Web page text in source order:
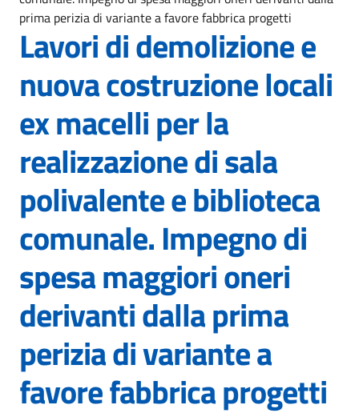
prima perizia di variante a favore fabbrica progetti
Lavori di demolizione e
nuova costruzione locali
ex macelli per la
realizzazione di sala
polivalente e biblioteca
comunale. Impegno di
spesa maggiori oneri
derivanti dalla prima
perizia di variante a
favore fabbrica progetti